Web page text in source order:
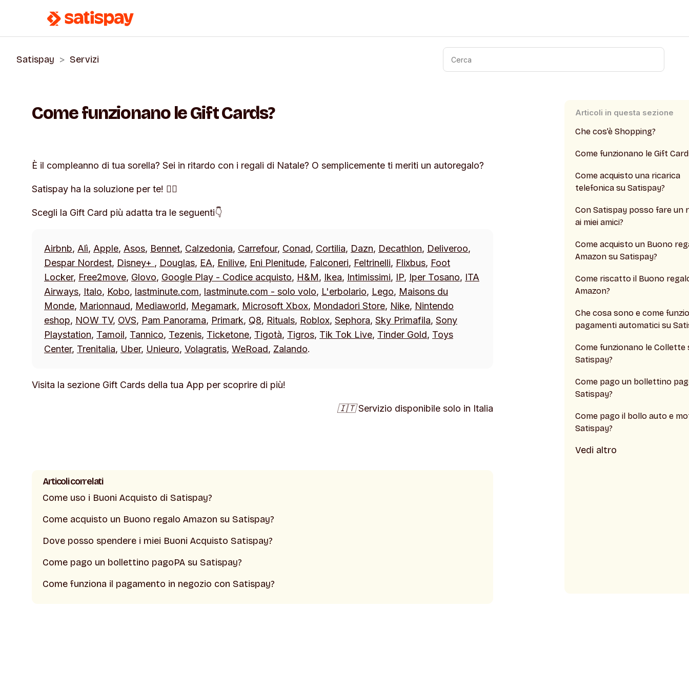
Satispay Servizi
Come funzionano le Gift Cards?
È il compleanno di tua sorella? Sei in ritardo con i regali di Natale? O semplicemente ti meriti un autoregalo?
Satispay ha la soluzione per te! 🧞‍♂️
Scegli la Gift Card più adatta tra le seguenti👇
Airbnb, Alì, Apple, Asos, Bennet, Calzedonia, Carrefour, Conad, Cortilia, Dazn, Decathlon, Deliveroo,
Despar Nordest, Disney+ , Douglas, EA, Enilive, Eni Plenitude, Falconeri, Feltrinelli, Flixbus, Foot
Locker, Free2move, Glovo, Google Play - Codice acquisto, H&M, Ikea, Intimissimi, IP, Iper Tosano, ITA
Airways, Italo, Kobo, lastminute.com, lastminute.com - solo volo, L'erbolario, Lego, Maisons du
Monde, Marionnaud, Mediaworld, Megamark, Microsoft Xbox, Mondadori Store, Nike, Nintendo
eshop, NOW TV, OVS, Pam Panorama, Primark, Q8, Rituals, Roblox, Sephora, Sky Primafila, Sony
Playstation, Tamoil, Tannico, Tezenis, Ticketone, Tigotà, Tigros, Tik Tok Live, Tinder Gold, Toys
Center, Trenitalia, Uber, Unieuro, Volagratis, WeRoad, Zalando.
Visita la sezione Gift Cards della tua App per scoprire di più!
🇮🇹 Servizio disponibile solo in Italia
Articoli correlati
Come uso i Buoni Acquisto di Satispay?
Come acquisto un Buono regalo Amazon su Satispay?
Dove posso spendere i miei Buoni Acquisto Satispay?
Come pago un bollettino pagoPA su Satispay?
Come funziona il pagamento in negozio con Satispay?
Articoli in questa sezione
Che cos’è Shopping?
Come funzionano le Gift
Come acquisto una ricarica
telefonica su Satispay?
Con Satispay posso fare un
ai miei amici?
Come acquisto un Buono
Amazon su Satispay?
Come riscatto il Buono
Amazon?
Che cosa sono e come
pagamenti automatici su
Come funzionano le Collette
Satispay?
Come pago un bollettino
Satispay?
Come pago il bollo auto e
Satispay?
Vedi altro